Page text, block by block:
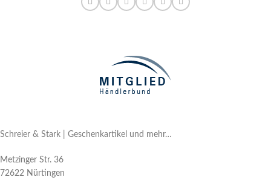
Schreier & Stark | Geschenkartikel und mehr…
Metzinger Str. 36
72622 Nürtingen